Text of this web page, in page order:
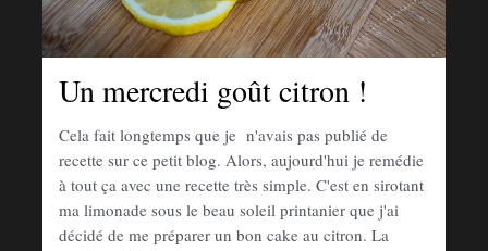
Un mercredi goût citron !
Cela fait longtemps que je n'avais pas publié de
recette sur ce petit blog. Alors, aujourd'hui je remédie
à tout ça avec une recette très simple. C'est en sirotant
ma limonade sous le beau soleil printanier que j'ai
décidé de me préparer un bon cake au citron. La